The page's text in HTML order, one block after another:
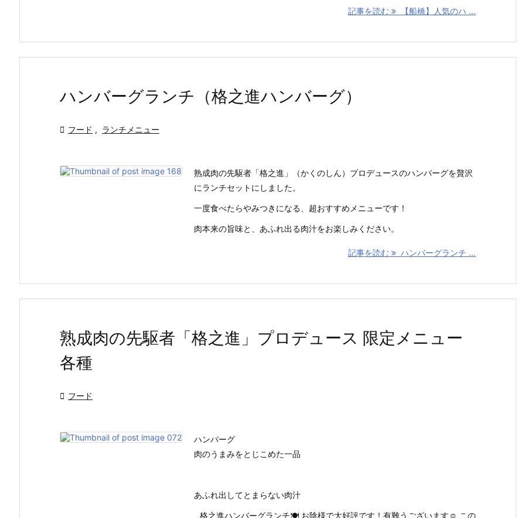
記事を読む 【船橋】人気のハ ...
ハンバーグランチ（格之進ハンバーグ）
 フード , ランチメニュー
熟成肉の先駆者「格之進」（かくのしん）プロデュースのハンバーグを贅沢
にランチセットにしました。
一度食べたらやみつきになる、超おすすめメニューです！
肉本来の旨味と、あふれ出る肉汁をお楽しみください。
記事を読む ハンバーグランチ ...
熟成肉の先駆者「格之進」プロデュース 限定メニュー
各種
 フード
ハンバーグ
肉のうまみをとじこめた一品
あふれ出してとまらない肉汁
_ 格之進ハンバーグランチ🍽 お陰様で大好評です！有難うございます☺ この